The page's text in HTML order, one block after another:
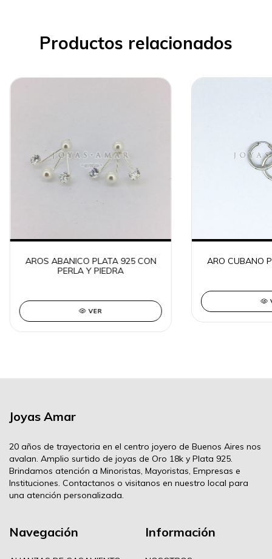
Productos relacionados
AROS ABANICO PLATA 925 CON
PERLA Y PIEDRA
VER
ARO CUBANO
Joyas Amar
20 años de trayectoria en el centro joyero de Buenos Aires nos
avalan. Amplio surtido de joyas de Oro 18k y Plata 925.
Brindamos atención a Minoristas, Mayoristas, Empresas e
Instituciones. Contactanos o visitanos en nuestro local para
una atención personalizada.
Navegación Información